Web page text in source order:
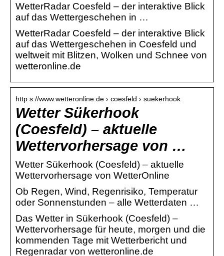
WetterRadar Coesfeld – der interaktive Blick
auf das Wettergeschehen in …
WetterRadar Coesfeld – der interaktive Blick
auf das Wettergeschehen in Coesfeld und
weltweit mit Blitzen, Wolken und Schnee von
wetteronline.de
http s://www.wetteronline.de › coesfeld › suekerhook
Wetter Sükerhook
(Coesfeld) – aktuelle
Wettervorhersage von …
Wetter Sükerhook (Coesfeld) – aktuelle
Wettervorhersage von WetterOnline
Ob Regen, Wind, Regenrisiko, Temperatur
oder Sonnenstunden – alle Wetterdaten …
Das Wetter in Sükerhook (Coesfeld) –
Wettervorhersage für heute, morgen und die
kommenden Tage mit Wetterbericht und
Regenradar von wetteronline.de